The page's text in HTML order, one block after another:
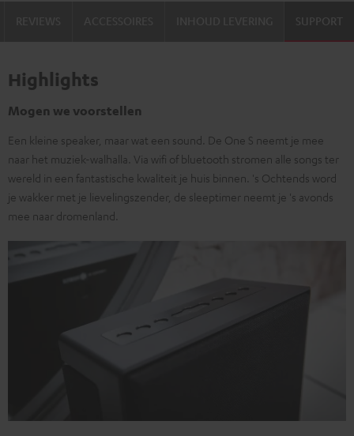
SUPPORT
Highlights
Mogen we voorstellen
Een kleine speaker, maar wat een sound. De One S neemt je mee
naar het muziek-walhalla. Via wifi of bluetooth stromen alle songs ter
wereld in een fantastische kwaliteit je huis binnen. 's Ochtends word
je wakker met je lievelingszender, de sleeptimer neemt je 's avonds
mee naar dromenland.